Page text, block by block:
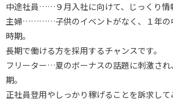
中途社員……９月入社に向けて、じっくり情
主婦…………子供のイベントがなく、１年の
時期。
長期で働ける方を採用するチャンスです。
フリーター…夏のボーナスの話題に刺激さ
期。
正社員登用やしっかり稼げることを訴求して